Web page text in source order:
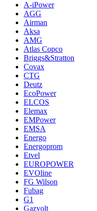
A-iPower
AGG
Airman
Aksa
AMG
Atlas Copco
Briggs&Stratton
Covax
CTG
Deutz
EcoPower
ELCOS
Elemax
EMPower
EMSA
Energo
Energoprom
Etvel
EUROPOWER
EVOline
FG Wilson
Fubag
G1
Gazvolt